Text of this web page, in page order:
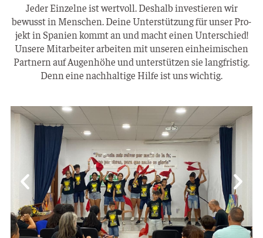
Jeder Ein­zel­ne ist wert­voll. Des­halb inves­tie­ren wir
bewusst in Men­schen. Dei­ne Unter­stüt­zung für unser Pro­
jekt in Spa­ni­en kommt an und macht einen Unter­schied!
Unse­re Mit­ar­bei­ter arbei­ten mit unse­ren ein­hei­mi­schen
Part­nern auf Augen­hö­he und unter­stüt­zen sie lang­fris­tig.
Denn eine nach­hal­ti­ge Hil­fe ist uns wichtig.